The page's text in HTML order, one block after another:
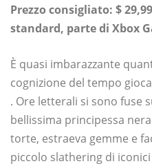
Prezzo consigliato: $
standard, parte di Xbox
È quasi imbarazzante
cognizione del tempo
. Ore letterali si sono fuse
bellissima principessa
torte, estraeva gemme e
piccolo slathering di